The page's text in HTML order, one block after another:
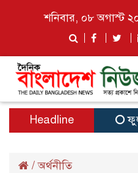
শনিবার, ০৮ অগাস্ট
Headline
/অর্থনীতি